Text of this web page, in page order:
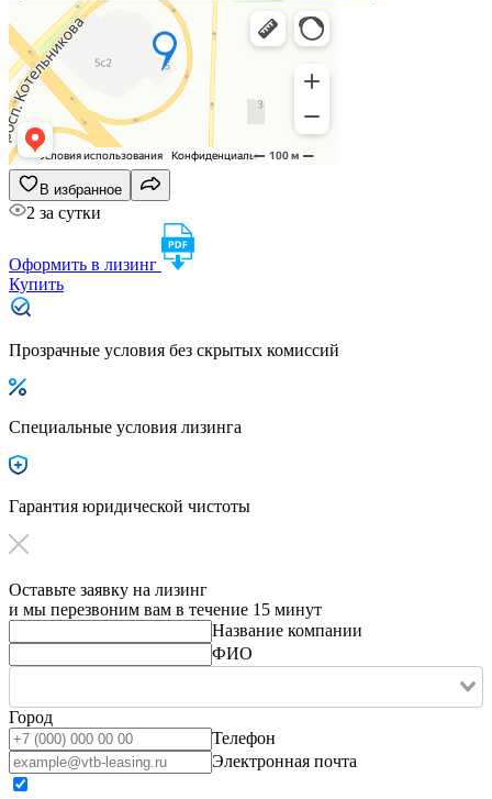
В избранное
2 за сутки
Оформить в лизинг
Купить
Прозрачные условия без скрытых комиссий
Специальные условия лизинга
Гарантия юридической чистоты
Оставьте заявку на лизинг
и мы перезвоним вам в течение 15 минут
Название компании
ФИО
Город
Телефон
Электронная почта